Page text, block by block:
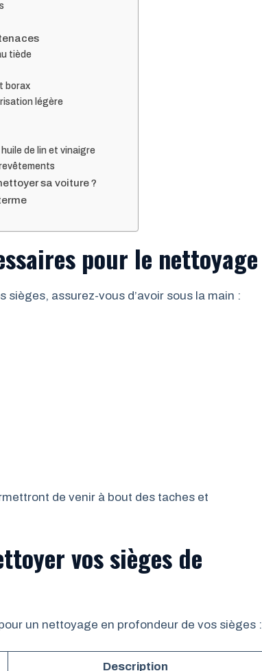
tiède
borax
légère
de lin et vinaigre
sa voiture ?
pour le nettoyage
assurez-vous d’avoir sous la main :
de venir à bout des taches et
vos sièges de
un nettoyage en profondeur de vos sièges :
Description